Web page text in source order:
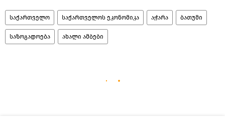
საქართველო საქართველოს ეკონომიკა აჭარა ბათუმი
საზოგადოება ახალი ამბები